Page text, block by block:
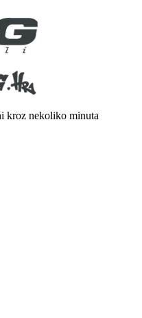
kroz nekoliko minuta